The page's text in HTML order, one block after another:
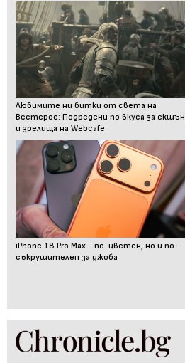
Любимите ни битки от света на
Вестерос: Подредени по вкуса за екшън
и зрелища на Webcafe
iPhone 18 Pro Max - по-цветен, но и по-
съкрушителен за джоба